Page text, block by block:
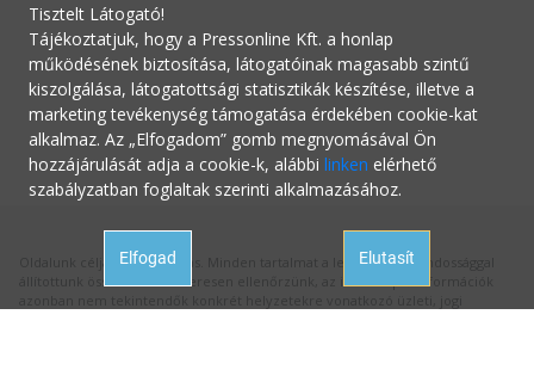
Oldalunk célja a tájékoztatás. Minden tartalmat a legnagyobb gondossággal
állítottunk össze és rendszeresen ellenőrzünk, az itt szereplő információk
Tisztelt Látogató!
Tájékoztatjuk, hogy a Pressonline Kft. a honlap
működésének biztosítása, látogatóinak magasabb szintű
kiszolgálása, látogatottsági statisztikák készítése, illetve a
marketing tevékenység támogatása érdekében cookie-kat
alkalmaz. Az „Elfogadom” gomb megnyomásával Ön
hozzájárulását adja a cookie-k, alábbi linken elérhető
szabályzatban foglaltak szerinti alkalmazásához.
Elfogad Elutasít